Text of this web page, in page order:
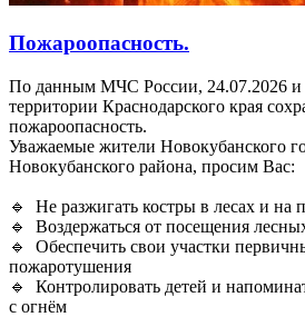
Пожароопасность.
По данным МЧС России, 24.07.2026 и
территории Краснодарского края
пожароопасность.
Уважаемые жители Новокубанского
Новокубанского района, просим Вас:
🔹 Не разжигать костры в лесах и на
🔹 Воздержаться от посещения
🔹 Обеспечить свои участки
пожаротушения
🔹 Контролировать детей и
с огнём